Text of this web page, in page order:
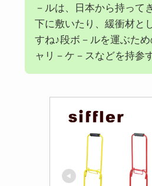
－ルは、日本から持って
下に敷いたり、緩衝材と
すね♪段ボ－ルを運ぶた
ャリ－ケ－スなどを持参